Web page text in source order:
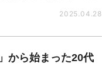
2025.04.28
から始まった20代